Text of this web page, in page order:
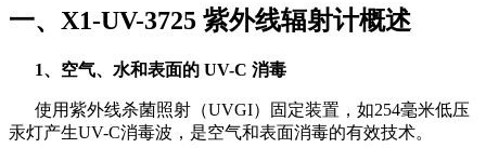
一、X1-UV-3725 紫外线辐射计概述
1、空气、水和表面的 UV-C 消毒
使用紫外线杀菌照射（UVGI）固定装置，如254毫米低压
汞灯产生UV-C消毒波，是空气和表面消毒的有效技术。